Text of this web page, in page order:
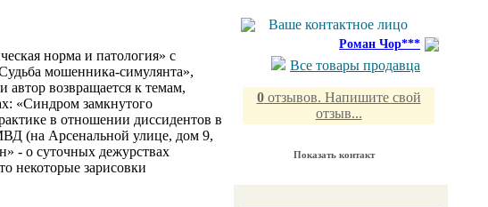
норма и патология» с
мошенника-симулянта»,
возвращается к темам,
«Синдром замкнутого
в отношении диссидентов в
(на Арсенальной улице, дом 9,
- о суточных дежурствах
некоторые зарисовки
Ваше контактное лицо
Роман Чор***
Все товары продавца
0отзывов. Напишите свой
отзыв...
Показать контакт